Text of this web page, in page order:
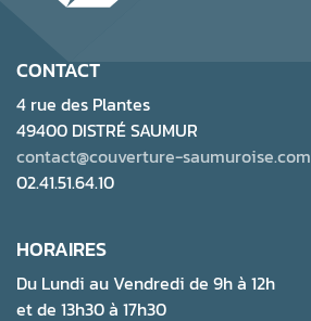
CONTACT
4 rue des Plantes
49400 DISTRÉ SAUMUR
contact@couverture-saumuroise.com
02.41.51.64.10
HORAIRES
Du Lundi au Vendredi de 9h à 12h
et de 13h30 à 17h30